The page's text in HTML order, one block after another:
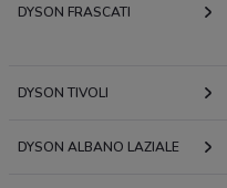
DYSON FRASCATI
DYSON TIVOLI
DYSON ALBANO LAZIALE